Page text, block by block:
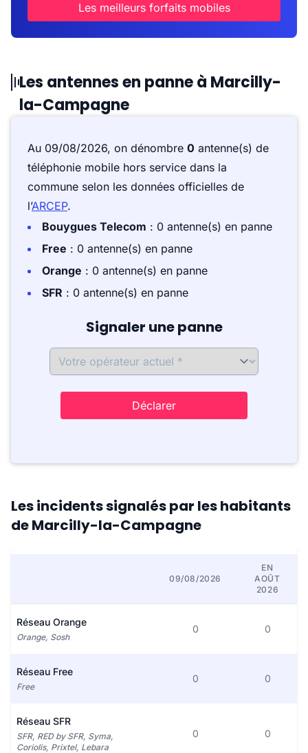
Les meilleurs forfaits mobiles
Les antennes en panne à Marcilly-
la-Campagne
Au 09/08/2026, on dénombre 0 antenne(s) de
téléphonie mobile hors service dans la
commune selon les données officielles de
l’ARCEP.
Bouygues Telecom : 0 antenne(s) en panne
Free : 0 antenne(s) en panne
Orange : 0 antenne(s) en panne
SFR : 0 antenne(s) en panne
Signaler une panne
Déclarer
Les incidents signalés par les habitants
de Marcilly-la-Campagne
09/08/2026
EN
AOÛT
2026
Réseau Orange
Orange, Sosh
0 0
Réseau Free
Free
0 0
Réseau SFR
SFR, RED by SFR, Syma,
Coriolis, Prixtel, Lebara
0 0